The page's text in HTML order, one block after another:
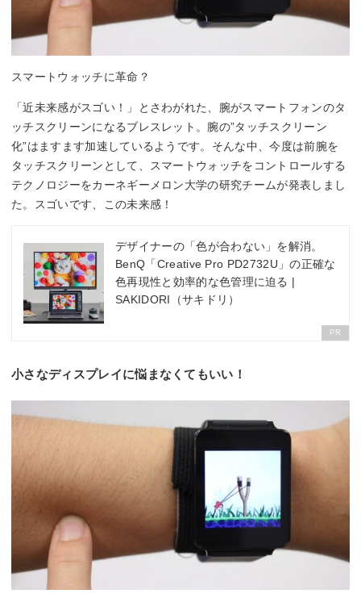
スマートウォッチに革命？
「近未来感がスゴい！」とさわがれた、腕がスマートフォンのタ
ッチスクリーンになるブレスレット。腕の”タッチスクリーン
化”はますます加速しているようです。そんな中、今度は前腕を
タッチスクリーンとして、スマートウォッチをコントロールする
テクノロジーをカーネギーメロン大学の研究チームが発表しまし
た。スゴいです、この未来感！
デザイナーの「色が合わない」を解消。
BenQ「Creative Pro PD2732U」の正確な
色再現性と効率的な色管理に迫る |
SAKIDORI（サキドリ）
PR
小さなディスプレイに悩まなくてもいい！